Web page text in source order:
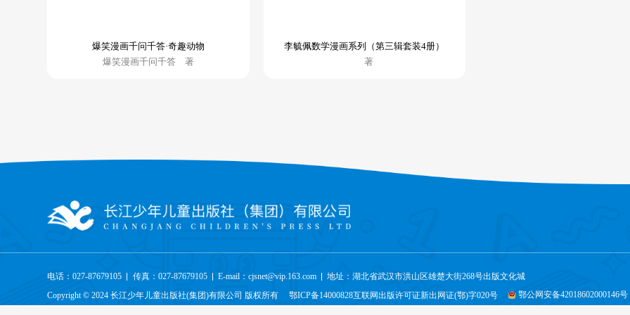
爆笑漫画千问千答·奇趣动物
爆笑漫画千问千答 著
李毓佩数学漫画系列（第三辑套装4册）
著
电话：027-87679105 传真：027-87679105 E-mail：cjsnet@vip.163.com 地址：湖北省武汉市洪山区雄楚大街268号出版文化城
Copyright © 2024 长江少年儿童出版社(集团)有限公司 版权所有 鄂ICP备14000828互联网出版许可证新出网证(鄂)字020号 鄂公网安备42018602000146号